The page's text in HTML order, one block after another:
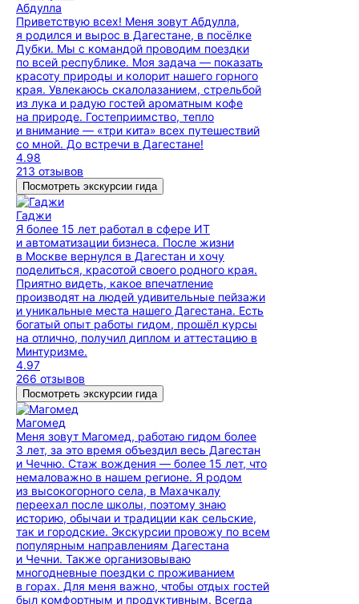
Абдулла
Приветствую всех! Меня зовут Абдулла,
я родился и вырос в Дагестане, в посёлке
Дубки. Мы с командой проводим поездки
по всей республике. Моя задача — показать
красоту природы и колорит нашего горного
края. Увлекаюсь скалолазанием, стрельбой
из лука и радую гостей ароматным кофе
на природе. Гостеприимство, тепло
и внимание — «три кита» всех путешествий
со мной. До встречи в Дагестане!
4.98
213 отзывов
Посмотреть экскурсии гида
Гаджи
Я более 15 лет работал в сфере ИТ
и автоматизации бизнеса. После жизни
в Москве вернулся в Дагестан и хочу
поделиться, красотой своего родного края.
Приятно видеть, какое впечатление
производят на людей удивительные пейзажи
и уникальные места нашего Дагестана. Есть
богатый опыт работы гидом, прошёл курсы
на отлично, получил диплом и аттестацию в
Минтуризме.
4.97
266 отзывов
Посмотреть экскурсии гида
Магомед
Меня зовут Магомед, работаю гидом более
3 лет, за это время объездил весь Дагестан
и Чечню. Стаж вождения — более 15 лет, что
немаловажно в нашем регионе. Я родом
из высокогорного села, в Махачкалу
переехал после школы, поэтому знаю
историю, обычаи и традиции как сельские,
так и городские. Экскурсии провожу по всем
популярным направлениям Дагестана
и Чечни. Также организовываю
многодневные поездки с проживанием
в горах. Для меня важно, чтобы отдых гостей
был комфортным и продуктивным. Всегда